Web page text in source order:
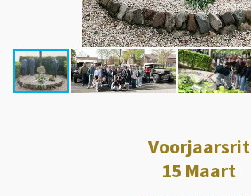
Voorjaarsrit
15 Maart